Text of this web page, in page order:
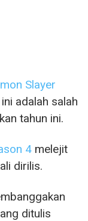
Slayer
adalah salah
tahun ini.
4 melejit
dirilis.
ditulis